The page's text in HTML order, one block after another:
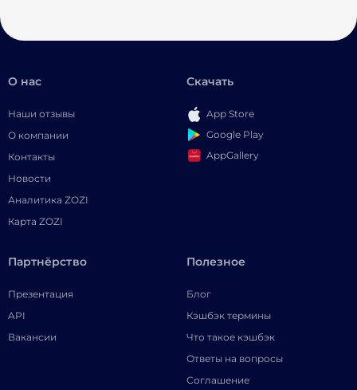
О нас
Наши отзывы
О компании
Контакты
Новости
Аналитика ZOZI
Карта ZOZI
Скачать
App Store
Google Play
AppGallery
Партнёрство
Презентация
API
Вакансии
Полезное
Блог
Кэшбэк термины
Что такое кэшбэк
Ответы на вопросы
Соглашение